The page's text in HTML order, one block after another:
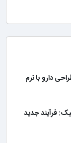
دارو با نرم
فرآیند جدید